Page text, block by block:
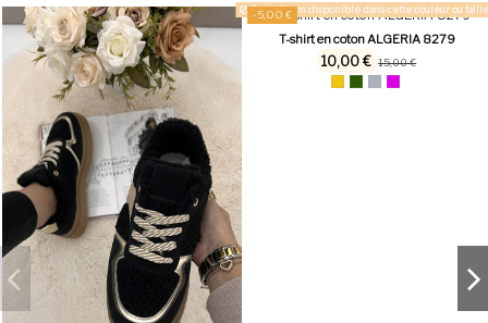
-5,00 €
Produit non disponible dans cette couleur ou
T-shirt en coton ALGERIA 8279
10,00 € 15,00 €